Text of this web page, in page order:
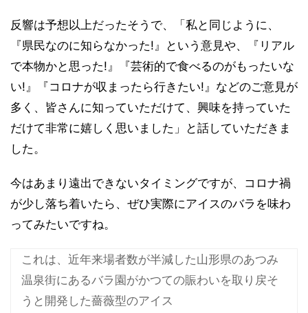
反響は予想以上だったそうで、「私と同じように、
『県民なのに知らなかった!』という意見や、『リアル
で本物かと思った!』『芸術的で食べるのがもったいな
い!』『コロナが収まったら行きたい!』などのご意見が
多く、皆さんに知っていただけて、興味を持っていた
だけて非常に嬉しく思いました」と話していただきま
した。
今はあまり遠出できないタイミングですが、コロナ禍
が少し落ち着いたら、ぜひ実際にアイスのバラを味わ
ってみたいですね。
これは、近年来場者数が半減した山形県のあつみ
温泉街にあるバラ園がかつての賑わいを取り戻そ
うと開発した薔薇型のアイス